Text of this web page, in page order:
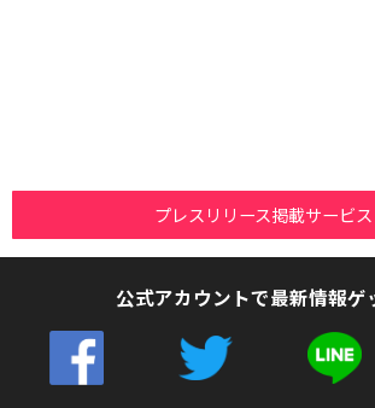
プレスリリース掲載サービス
公式アカウントで最新情報ゲ